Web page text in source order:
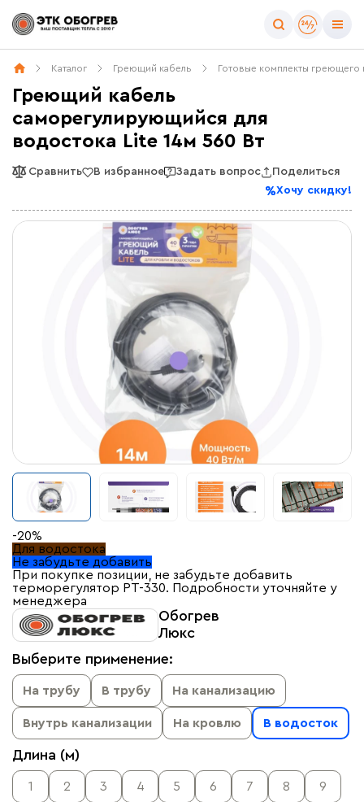
Каталог Греющий кабель Готовые комплекты греющего
Греющий кабель
саморегулирующийся для
водостока Lite 14м 560 Вт
Сравнить В избранное Задать вопрос
Поделиться
Хочу скидку!
-20%
Для водостока
Не забудьте добавить
При покупке позиции, не забудьте добавить
терморегулятор PT-330. Подробности уточняйте у
менеджера
Обогрев
Люкс
Выберите применение:
На трубу В трубу На канализацию
Внутрь канализации На кровлю В водосток
Длина (м)
1 2 3 4 5 6 7 8 9